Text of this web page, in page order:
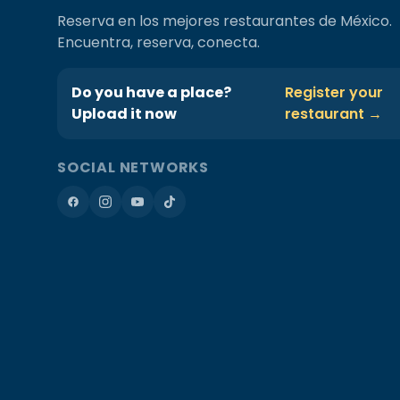
Reserva en los mejores restaurantes de México.
Encuentra, reserva, conecta.
Do you have a place?
Upload it now
Register your
restaurant →
SOCIAL NETWORKS